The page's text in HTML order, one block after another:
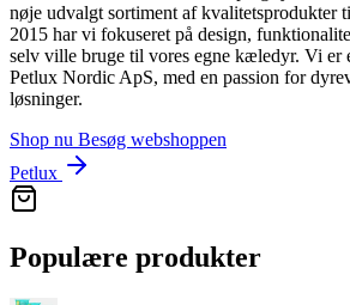
nøje udvalgt sortiment af kvalitetsprodukter
2015 har vi fokuseret på design,
selv ville bruge til vores egne kæledyr. Vi er
Petlux Nordic ApS, med en passion for
løsninger.
Shop nu Besøg webshoppen
Petlux
Populære produkter